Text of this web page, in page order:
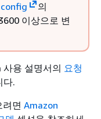
의
이상으로 변
용 설명서의 요청
다.
면 Amazon